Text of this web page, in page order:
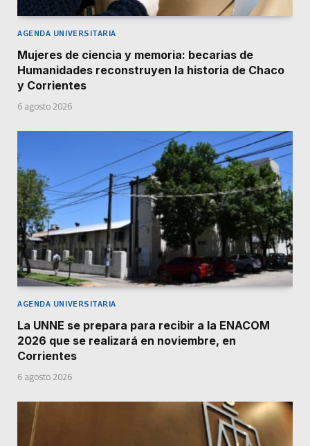
AGENDA UNIVERSITARIA
Mujeres de ciencia y memoria: becarias de
Humanidades reconstruyen la historia de Chaco
y Corrientes
6 agosto 2026
AGENDA UNIVERSITARIA
La UNNE se prepara para recibir a la ENACOM
2026 que se realizará en noviembre, en
Corrientes
6 agosto 2026